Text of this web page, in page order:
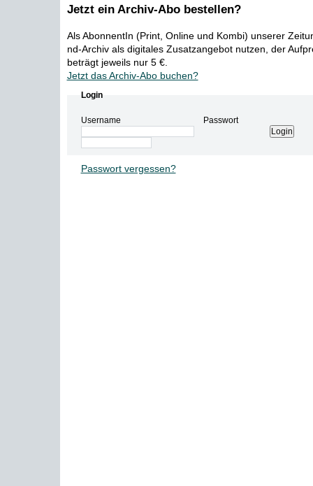
Jetzt ein Archiv-Abo bestellen?
Als AbonnentIn (Print, Online und Kombi) unserer
nd-Archiv als digitales Zusatzangebot nutzen, der
beträgt jeweils nur 5 €.
Jetzt das Archiv-Abo buchen?
Login
Username Passwort
Passwort vergessen?